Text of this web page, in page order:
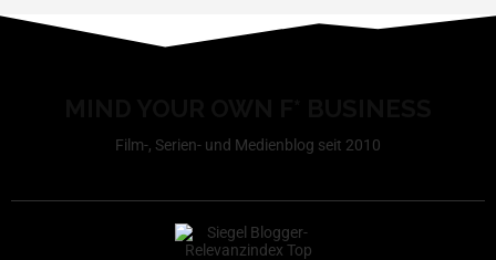
Film-, Serien- und Medienblog seit 2010